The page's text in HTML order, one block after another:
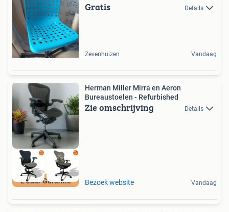
Gratis Details
Zevenhuizen Vandaag
2 Jaar Garantie
Herman Miller Mirra en Aeron
Bureaustoelen - Refurbished
Zie omschrijving Details
Bezoek website Vandaag